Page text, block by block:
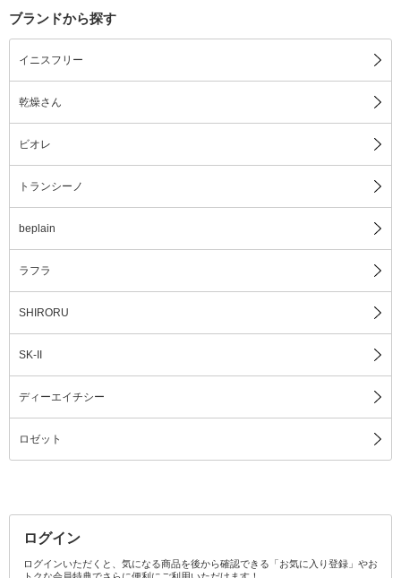
ブランドから探す
イニスフリー
乾燥さん
ビオレ
トランシーノ
beplain
ラフラ
SHIRORU
SK-II
ディーエイチシー
ロゼット
ログイン
ログインいただくと、気になる商品を後から確認できる「お気に入り登録」やお